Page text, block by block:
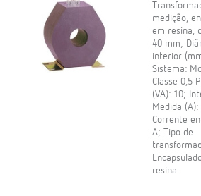
medição,
em resina,
40 mm;
interior
Sistema:
Classe 0,5
(VA): 10;
Medida
Corrente
A; Tipo de
resina